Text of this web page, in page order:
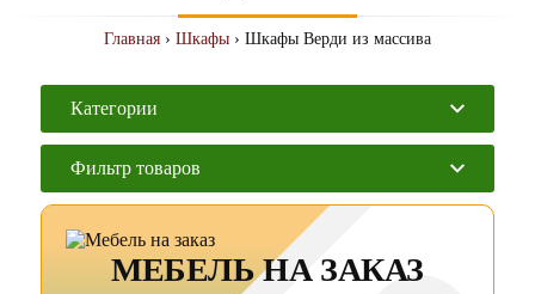
Главная › Шкафы › Шкафы Верди из массива
Категории
Фильтр товаров
МЕБЕЛЬ НА ЗАКАЗ